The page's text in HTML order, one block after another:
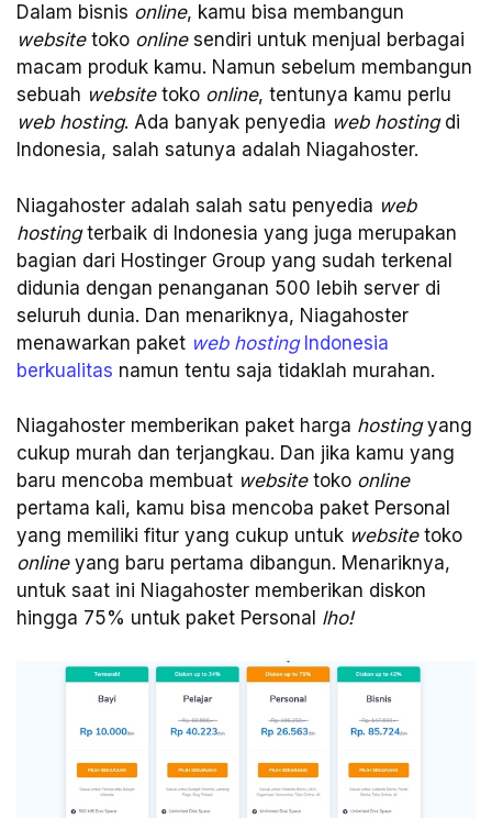
Dalam bisnis online, kamu bisa membangun
website toko online sendiri untuk menjual berbagai
macam produk kamu. Namun sebelum membangun
sebuah website toko online, tentunya kamu perlu
web hosting. Ada banyak penyedia web hostingdi
Indonesia, salah satunya adalah Niagahoster.
Niagahoster adalah salah satu penyedia web
hostingterbaik di Indonesia yang juga merupakan
bagian dari Hostinger Group yang sudah terkenal
didunia dengan penanganan 500 lebih server di
seluruh dunia. Dan menariknya, Niagahoster
menawarkan paket web hostingIndonesia
berkualitas namun tentu saja tidaklah murahan.
Niagahoster memberikan paket harga hostingyang
cukup murah dan terjangkau. Dan jika kamu yang
baru mencoba membuat website toko online
pertama kali, kamu bisa mencoba paket Personal
yang memiliki fitur yang cukup untuk website toko
online yang baru pertama dibangun. Menariknya,
untuk saat ini Niagahoster memberikan diskon
hingga 75% untuk paket Personal lho!